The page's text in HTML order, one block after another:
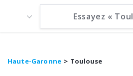
Haute-Garonne Toulouse